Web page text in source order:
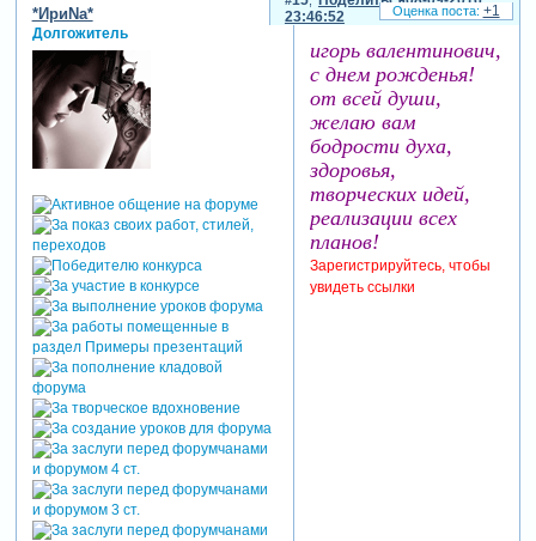
23:46:52
*ИриNа*
Долгожитель
игорь валентинович,
с днем рожденья!
от всей души,
желаю вам
бодрости духа,
здоровья,
творческих идей,
реализации всех
планов!
Зарегистрируйтесь, чтобы
увидеть ссылки
+1